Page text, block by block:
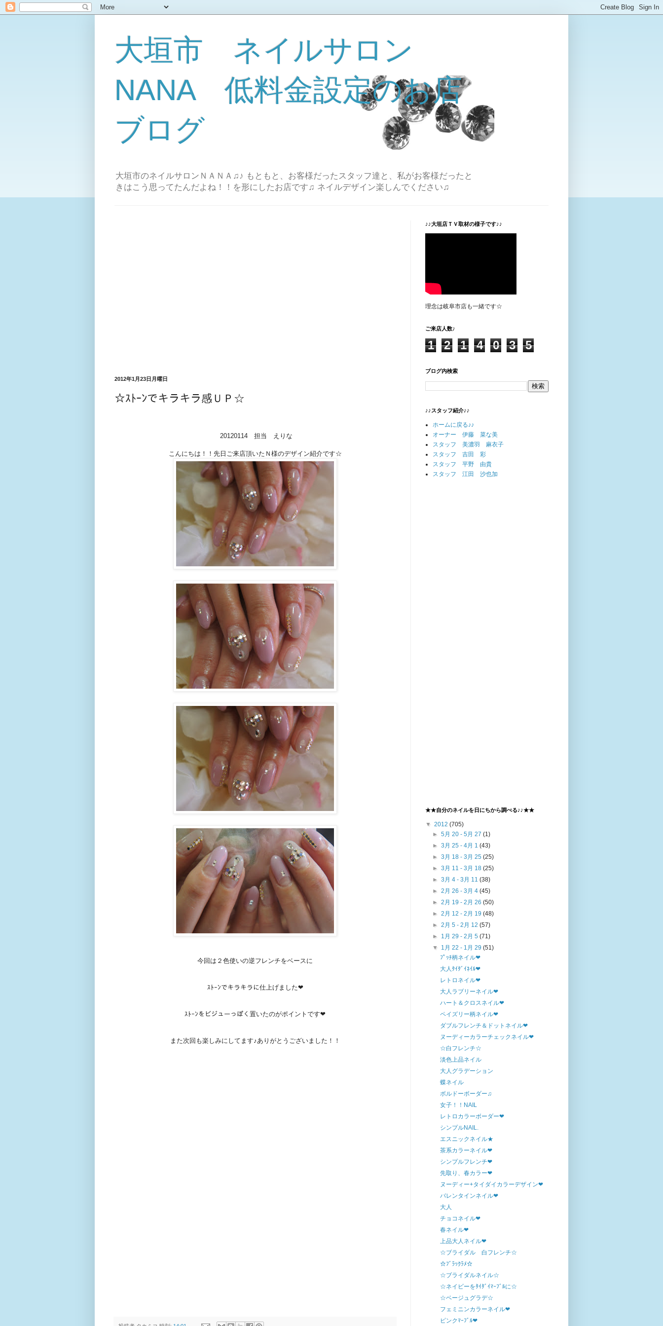
大垣市 ネイルサロン
NANA 低料金設定のお店
ブログ
大垣市のネイルサロンＮＡＮＡ♫♪ もともと、お客様だったスタッフ達と、私がお客様だったと
きはこう思ってたんだよね！！を形にしたお店です♫ ネイルデザイン楽しんでください♫
2012年1月23日月曜日
☆ｽﾄｰﾝでキラキラ感ＵＰ☆
20120114 担当 えりな
こんにちは！！先日ご来店頂いたＮ様のデザイン紹介です☆
今回は２色使いの逆フレンチをベースに
ｽﾄｰﾝでキラキラに仕上げました❤
ｽﾄｰﾝをビジューっぽく置いたのがポイントです❤
また次回も楽しみにしてます♪ありがとうございました！！
♪♪大垣店ＴＶ取材の様子です♪♪
理念は岐阜市店も一緒です☆
ご来店人数♪
1 2 1 4 0 3 5
ブログ内検索
♪♪スタッフ紹介♪♪
ホームに戻る♪♪
オーナー 伊藤 菜な美
スタッフ 美濃羽 麻衣子
スタッフ 吉田 彩
スタッフ 平野 由貴
スタッフ 江田 沙也加
★★自分のネイルを日にちから調べる♪♪★★
▼ 2012 (705)
►5月 20 - 5月 27(1)
►3月 25 - 4月 1(43)
►3月 18 - 3月 25(25)
►3月 11 - 3月 18(25)
►3月 4 - 3月 11(38)
►2月 26 - 3月 4(45)
►2月 19 - 2月 26(50)
►2月 12 - 2月 19(48)
►2月 5 - 2月 12(57)
► 1月 29 - 2月 5(71)
▼ 1月 22 - 1月 29(51)
ﾌﾟｯﾁ柄ネイル❤
大人ﾀｲﾀﾞｲﾈｲﾙ❤
レトロネイル❤
大人ラブリーネイル❤
ハート＆クロスネイル❤
ペイズリー柄ネイル❤
ダブルフレンチ＆ドットネイル❤
ヌーディーカラーチェックネイル❤
☆白フレンチ☆
淡色上品ネイル
大人グラデーション
蝶ネイル
ボルドーボーダー♫
女子！！NAIL
レトロカラーボーダー❤
シンプルNAIL.
エスニックネイル★
茶系カラーネイル❤
シンプルフレンチ❤
先取り、春カラー❤
ヌーディー+タイダイカラーデザイン❤
バレンタインネイル❤
大人
チョコネイル❤
春ネイル❤
上品大人ネイル❤
☆ブライダル 白フレンチ☆
☆ﾌﾞﾗｯｸﾗﾒ☆
☆ブライダルネイル☆
☆ネイビーをﾀｲﾀﾞｲﾏｰﾌﾞﾙに☆
☆ベージュグラデ☆
フェミニンカラーネイル❤
ピンクﾏｰﾌﾞﾙ❤